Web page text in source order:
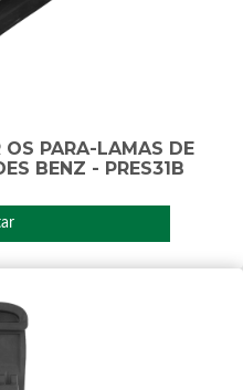
OS PARA-LAMAS DE
BENZ - PRES31B